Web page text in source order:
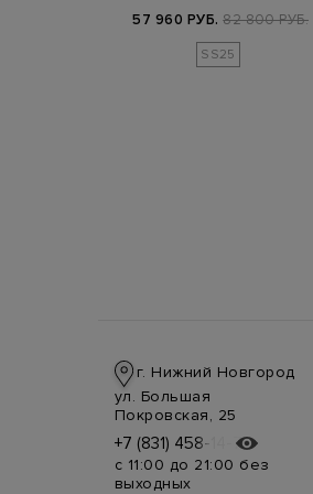
57 960 РУБ. 82 800 РУБ.
SS25
г. Нижний Новгород
ул. Большая
Покровская, 25
+7 (831) 458-14-75
+7 (831) 458-14-75
с 11:00 до 21:00 без
выходных